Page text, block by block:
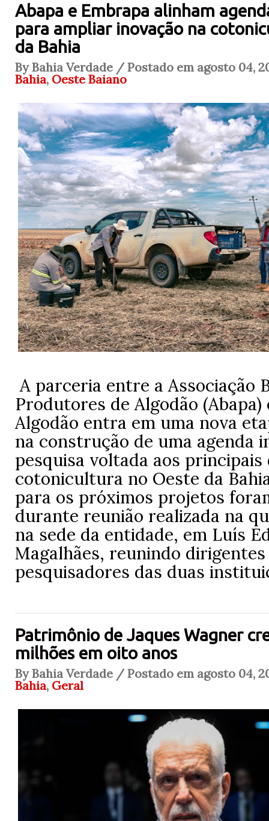
Abapa e Embrapa alinham
para ampliar inovação na
da Bahia
By Bahia Verdade / Postado em agosto 04,
Bahia, Oeste Baiano
A parceria entre a Associação
Produtores de Algodão (Abapa)
Algodão entra em uma nova
na construção de uma agenda
pesquisa voltada aos principais
cotonicultura no Oeste da
para os próximos projetos
durante reunião realizada na
na sede da entidade, em Luís
Magalhães, reunindo dirigentes
pesquisadores das duas
Patrimônio de Jaques Wagner
milhões em oito anos
By Bahia Verdade / Postado em agosto 04,
Bahia, Geral